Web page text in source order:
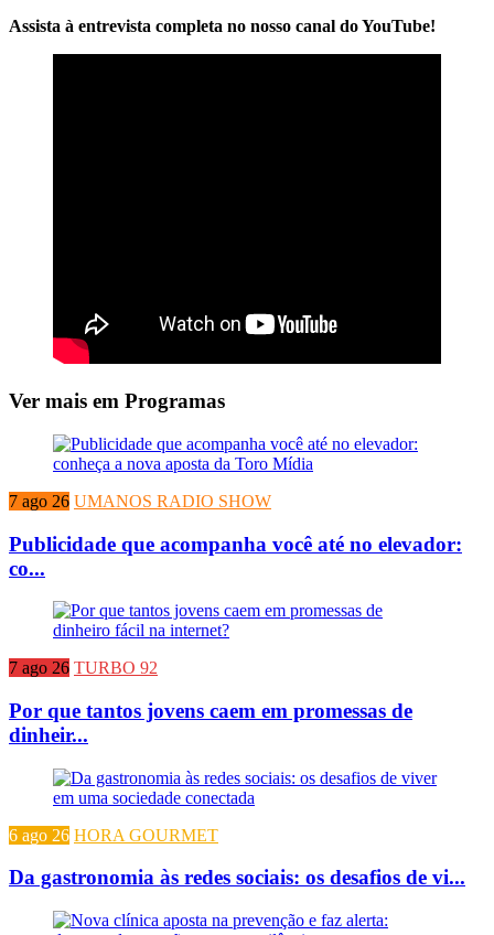
Assista à entrevista completa no nosso canal do YouTube!
Ver mais em Programas
7 ago 26 UMANOS RADIO SHOW
Publicidade que acompanha você até no elevador:
co...
7 ago 26 TURBO 92
Por que tantos jovens caem em promessas de
dinheir...
6 ago 26 HORA GOURMET
Da gastronomia às redes sociais: os desafios de vi...